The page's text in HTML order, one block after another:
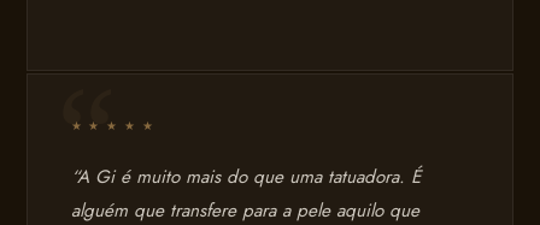
★ ★ ★ ★ ★
“A Gi é muito mais do que uma tatuadora. É
alguém que transfere para a pele aquilo que